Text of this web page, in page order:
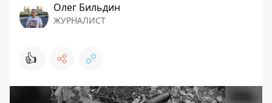
Олег Бильдин
ЖУРНАЛИСТ
👍